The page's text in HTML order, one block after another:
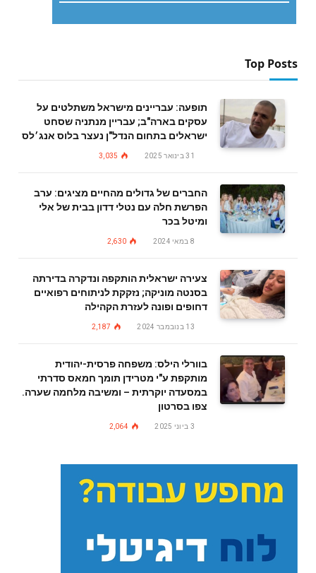
Top Posts
תופעה: עבריינים מישראל משתלטים על
עסקים בארה"ב; עבריין מנתניה שסחט
ישראלים בתחום הנדל"ן נעצר בלוס אנג׳לס
31 בינואר 2025 3,035
החברים של גדולים מהחיים מציגים: ערב
הפרשת חלה עם נטלי דדון בבית של אלי
ומיטל בכר
8 במאי 2024 2,630
צעירה ישראלית הותקפה ונדקרה בדירתה
בסנטה מוניקה; נזקקת לניתוחים רפואיים
דחופים ופונה לעזרת הקהילה
13 בנובמבר 2024 2,187
בוורלי הילס: משפחה פרסית-יהודית
מותקפת ע"י מטרידן תומך חמאס סדרתי
במסעדה יוקרתית – ומשיבה מלחמה שערה.
צפו בסרטון
3 ביוני 2025 2,064